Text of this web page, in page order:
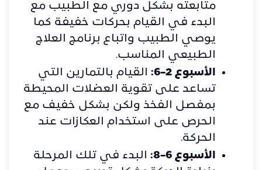
متابعته بشكل دوري مع الطبيب مع
البدء في القيام بحركات خفيفة كما
يوصي الطبيب واتباع برنامج العلاج
الطبيعي المناسب.
الأسبوع 2–6:
القيام بالتمارين التي
تساعد على تقوية العضلات المحيطة
بمفصل الفخذ ولكن بشكل خفيف مع
الحرص على استخدام العكازات عند
الحركة.
الأسبوع 6–8:
البدء في تلك المرحلة